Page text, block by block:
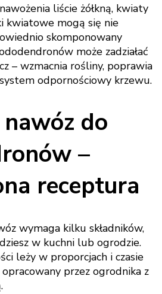
liście żółkną, kwiaty
kwiatowe mogą się nie
skomponowany
może zadziałać
– wzmacnia rośliny, poprawia
odpornościowy krzewu.
do
–
receptura
wymaga kilku składników,
w kuchni lub ogrodzie.
leży w proporcjach i czasie
przez ogrodnika z